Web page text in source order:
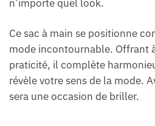
n’importe quel look.
Ce sac à main se positionne
mode incontournable. Offrant
praticité, il complète
révèle votre sens de la mode.
sera une occasion de briller.